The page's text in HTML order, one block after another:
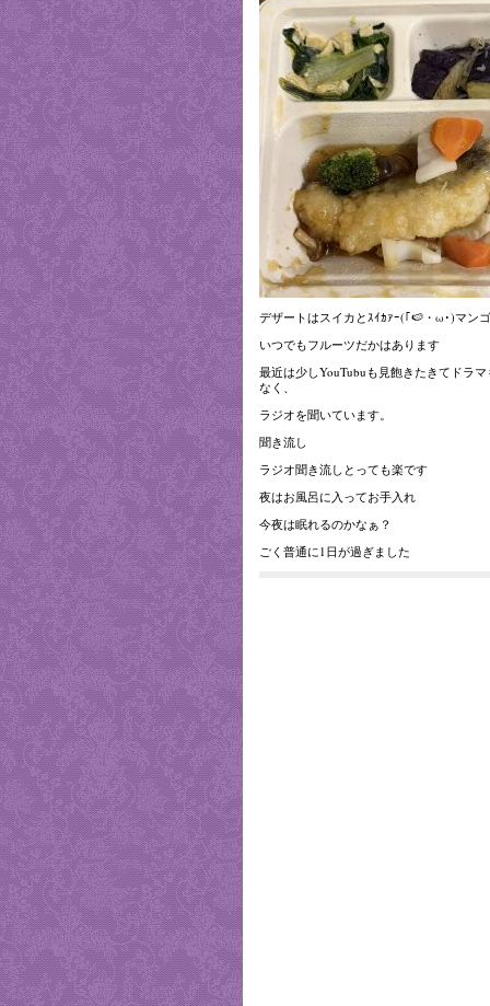
デザートはスイカとｽｲｶｧｰ(｢🍉・ω･)マン
いつでもフルーツだかはあります
最近は少しYouTubuも見飽きたきてドラ
なく、
ラジオを聞いています。
聞き流し
ラジオ聞き流しとっても楽です
夜はお風呂に入ってお手入れ
今夜は眠れるのかなぁ？
ごく普通に1日が過ぎました